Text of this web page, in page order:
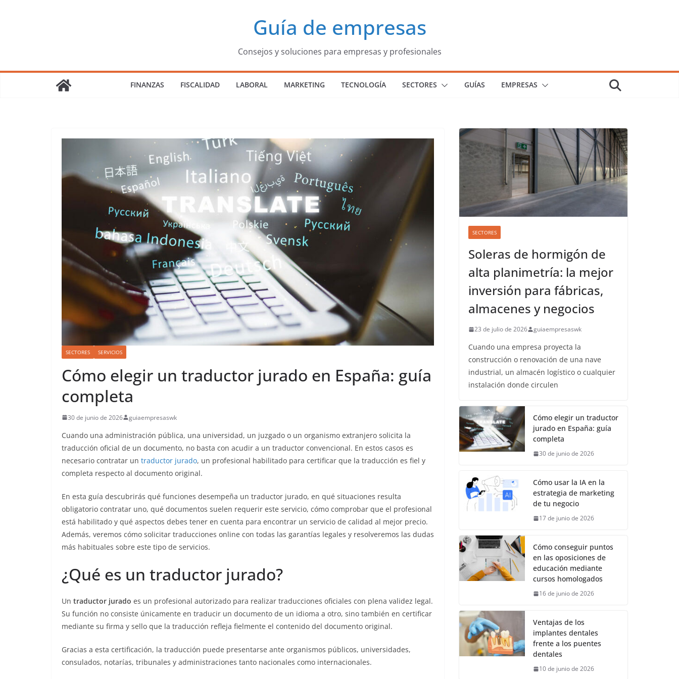
Guía de empresas
Consejos y soluciones para empresas y profesionales
FINANZAS FISCALIDAD LABORAL MARKETING TECNOLOGÍA SECTORES GUÍAS EMPRESAS
SECTORES SERVICIOS
Cómo elegir un traductor jurado en España: guía
completa
30 de junio de 2026 guiaempresaswk
Cuando una administración pública, una universidad, un juzgado o un organismo extranjero solicita la
traducción oficial de un documento, no basta con acudir a un traductor convencional. En estos casos es
necesario contratar un traductor jurado, un profesional habilitado para certificar que la traducción es fiel y
completa respecto al documento original.
En esta guía descubrirás qué funciones desempeña un traductor jurado, en qué situaciones resulta
obligatorio contratar uno, qué documentos suelen requerir este servicio, cómo comprobar que el profesional
está habilitado y qué aspectos debes tener en cuenta para encontrar un servicio de calidad al mejor precio.
Además, veremos cómo solicitar traducciones online con todas las garantías legales y resolveremos las dudas
más habituales sobre este tipo de servicios.
¿Qué es un traductor jurado?
Un traductor jurado es un profesional autorizado para realizar traducciones oficiales con plena validez legal.
Su función no consiste únicamente en traducir un documento de un idioma a otro, sino también en certificar
mediante su firma y sello que la traducción refleja fielmente el contenido del documento original.
Gracias a esta certificación, la traducción puede presentarse ante organismos públicos, universidades,
consulados, notarías, tribunales y administraciones tanto nacionales como internacionales.
SECTORES
Soleras de hormigón de
alta planimetría: la mejor
inversión para fábricas,
almacenes y negocios
23 de julio de 2026 guiaempresaswk
Cuando una empresa proyecta la
construcción o renovación de una nave
industrial, un almacén logístico o cualquier
instalación donde circulen
Cómo elegir un traductor
jurado en España: guía
completa
30 de junio de 2026
Cómo usar la IA en la
estrategia de marketing
de tu negocio
17 de junio de 2026
Cómo conseguir puntos
en las oposiciones de
educación mediante
cursos homologados
16 de junio de 2026
Ventajas de los
implantes dentales
frente a los puentes
dentales
10 de junio de 2026